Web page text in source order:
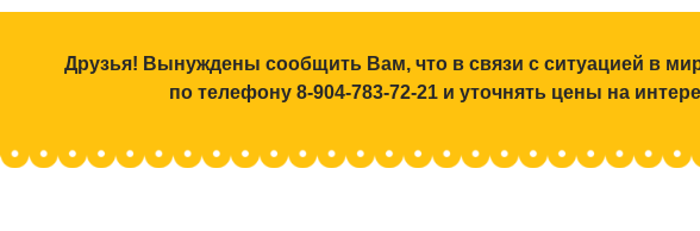
Друзья! Вынуждены сообщить Вам, что в связи с ситуацией в
по телефону 8-904-783-72-21 и уточнять цены на